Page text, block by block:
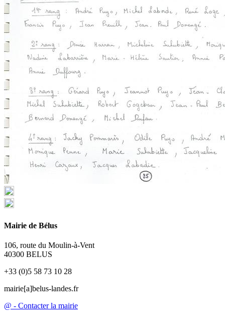
Mairie de Bélus
106, route du Moulin-à-Vent
40300 BELUS
+33 (0)5 58 73 10 28
mairie[a]belus-landes.fr
@ - Contacter la mairie